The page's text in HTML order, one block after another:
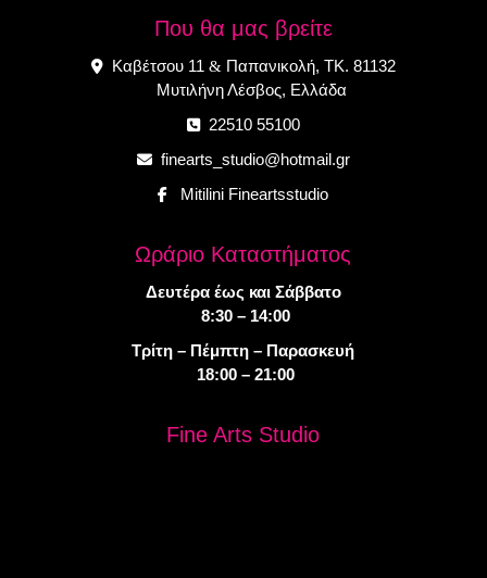
Που θα μας βρείτε
Καβέτσου 11 &Παπανικολή, ΤΚ. 81132
Μυτιλήνη Λέσβος, Ελλάδα
22510 55100
finearts_studio@hotmail.gr
Mitilini Fineartsstudio
Ωράριο Καταστήματος
Δευτέρα έως και Σάββατο
8:30 – 14:00
Τρίτη – Πέμπτη – Παρασκευή
18:00 – 21:00
Fine Arts Studio